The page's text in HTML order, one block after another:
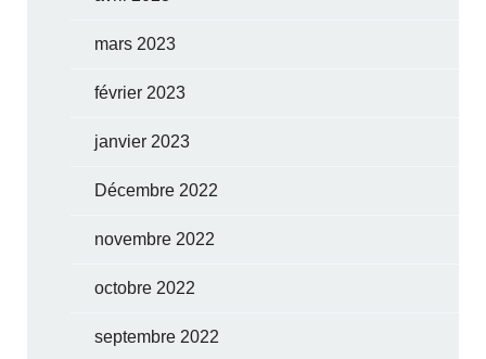
mars 2023
février 2023
janvier 2023
Décembre 2022
novembre 2022
octobre 2022
septembre 2022